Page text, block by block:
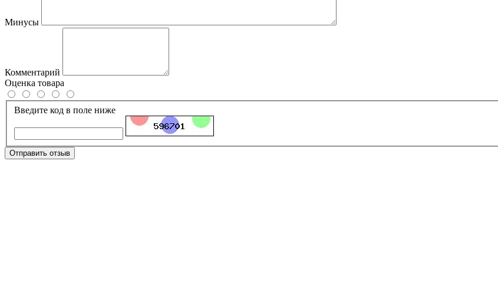
Минусы
Комментарий
Оценка товара
Введите код в поле ниже
Отправить отзыв